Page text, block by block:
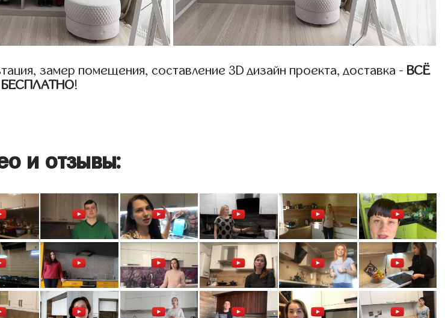
замер помещения, составление 3D дизайн проекта, доставка - ВСЁ
БЕСПЛАТНО!
и отзывы: